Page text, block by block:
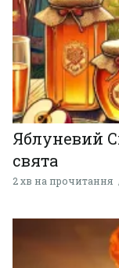
Яблуневий
свята
2 хв на прочитання